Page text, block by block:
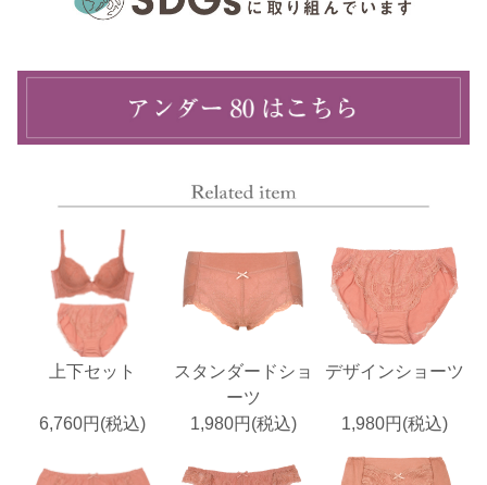
上下セット
スタンダードショ
ーツ
デザインショーツ
6,760円(税込) 1,980円(税込) 1,980円(税込)